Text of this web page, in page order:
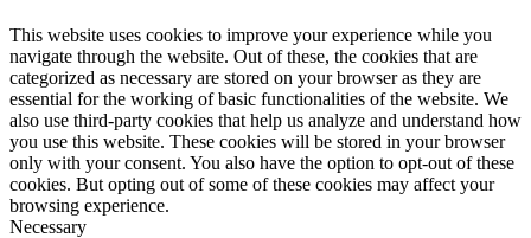
This website uses cookies to improve your experience while you
navigate through the website. Out of these, the cookies that are
categorized as necessary are stored on your browser as they are
essential for the working of basic functionalities of the website. We
also use third-party cookies that help us analyze and understand how
you use this website. These cookies will be stored in your browser
only with your consent. You also have the option to opt-out of these
cookies. But opting out of some of these cookies may affect your
browsing experience.
Necessary